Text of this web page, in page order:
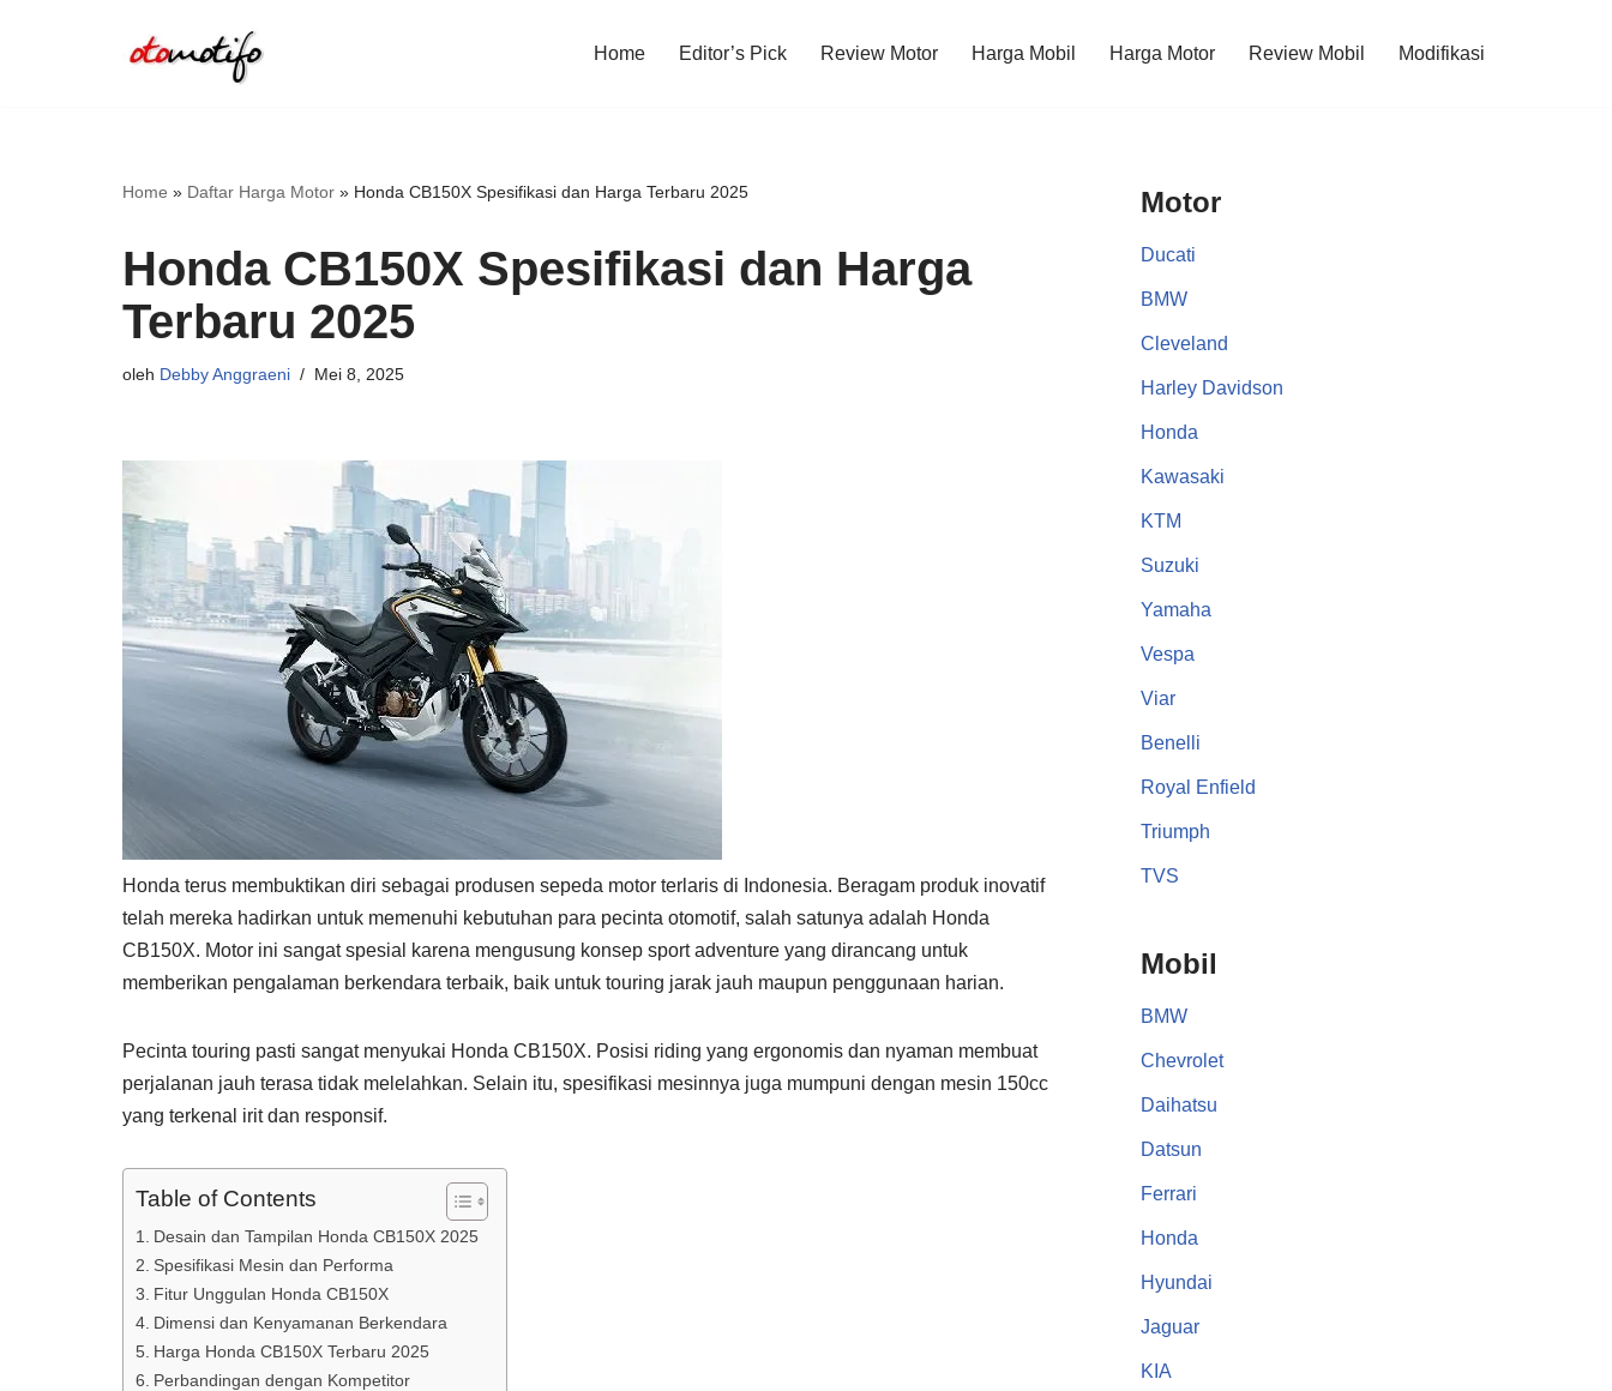
Home Editor’s Pick Review Motor Harga Mobil Harga Motor Review Mobil Modifikasi
Home » Daftar Harga Motor » Honda CB150X Spesifikasi dan Harga Terbaru 2025
Honda CB150X Spesifikasi dan Harga
Terbaru 2025
oleh Debby Anggraeni Mei 8, 2025
Honda terus membuktikan diri sebagai produsen sepeda motor terlaris di Indonesia. Beragam produk inovatif
telah mereka hadirkan untuk memenuhi kebutuhan para pecinta otomotif, salah satunya adalah Honda
CB150X. Motor ini sangat spesial karena mengusung konsep sport adventure yang dirancang untuk
memberikan pengalaman berkendara terbaik, baik untuk touring jarak jauh maupun penggunaan harian.
Pecinta touring pasti sangat menyukai Honda CB150X. Posisi riding yang ergonomis dan nyaman membuat
perjalanan jauh terasa tidak melelahkan. Selain itu, spesifikasi mesinnya juga mumpuni dengan mesin 150cc
yang terkenal irit dan responsif.
Table of Contents
Desain dan Tampilan Honda CB150X 2025
Spesifikasi Mesin dan Performa
Fitur Unggulan Honda CB150X
Dimensi dan Kenyamanan Berkendara
Harga Honda CB150X Terbaru 2025
Perbandingan dengan Kompetitor
Motor
Ducati
BMW
Cleveland
Harley Davidson
Honda
Kawasaki
KTM
Suzuki
Yamaha
Vespa
Viar
Benelli
Royal Enfield
Triumph
TVS
Mobil
BMW
Chevrolet
Daihatsu
Datsun
Ferrari
Honda
Hyundai
Jaguar
KIA